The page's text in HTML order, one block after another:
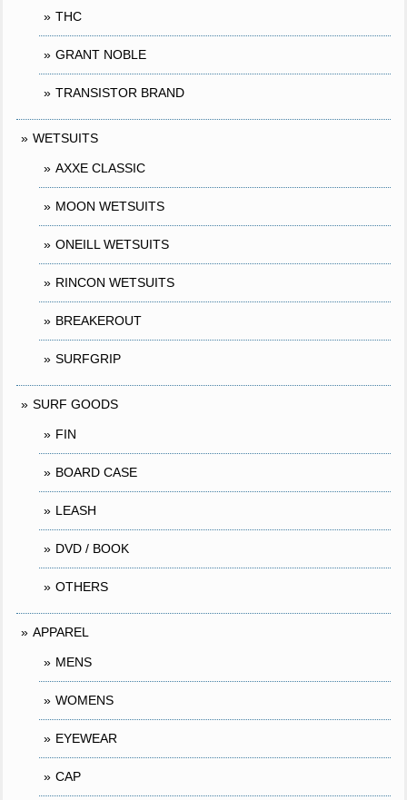
THC
GRANT NOBLE
TRANSISTOR BRAND
WETSUITS
AXXE CLASSIC
MOON WETSUITS
ONEILL WETSUITS
RINCON WETSUITS
BREAKEROUT
SURFGRIP
SURF GOODS
FIN
BOARD CASE
LEASH
DVD / BOOK
OTHERS
APPAREL
MENS
WOMENS
EYEWEAR
CAP